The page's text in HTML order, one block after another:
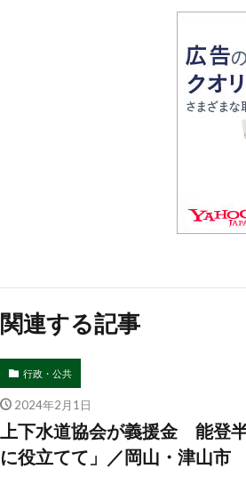
関連する記事
行政・公共
2024年2月1日
上下水道協会が義援金 能登
に役立てて」／岡山・津山市